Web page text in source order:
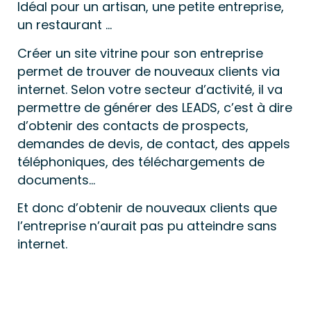
Idéal pour un artisan, une petite entreprise,
un restaurant …
Créer un site vitrine pour son entreprise
permet de trouver de nouveaux clients via
internet. Selon votre secteur d’activité, il va
permettre de générer des LEADS, c’est à dire
d’obtenir des contacts de prospects,
demandes de devis, de contact, des appels
téléphoniques, des téléchargements de
documents…
Et donc d’obtenir de nouveaux clients que
l’entreprise n’aurait pas pu atteindre sans
internet.